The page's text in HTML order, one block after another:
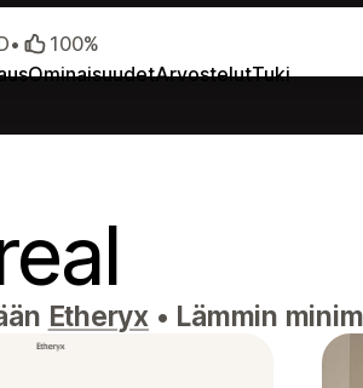
OminaisuudetArvostelutTuki
• 100%
Etheryx • Lämmin